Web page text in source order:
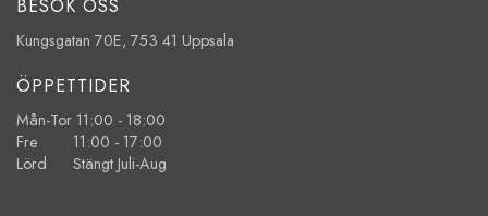
BESÖK OSS
Kungsgatan 70E, 753 41 Uppsala
ÖPPETTIDER
Mån-Tor 11:00 - 18:00
Fre 11:00 - 17:00
Lörd Stängt Juli-Aug